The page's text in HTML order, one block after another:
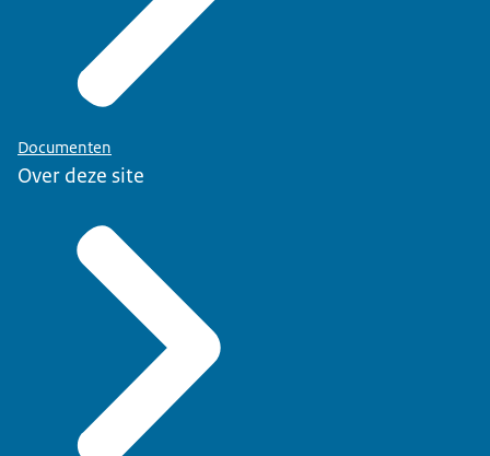
Documenten
Over deze site